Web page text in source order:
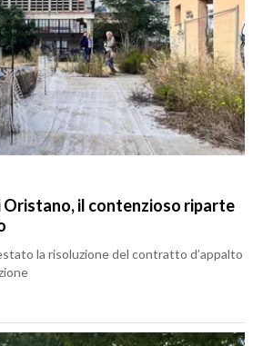
il contenzioso riparte
la risoluzione del contratto d’appalto